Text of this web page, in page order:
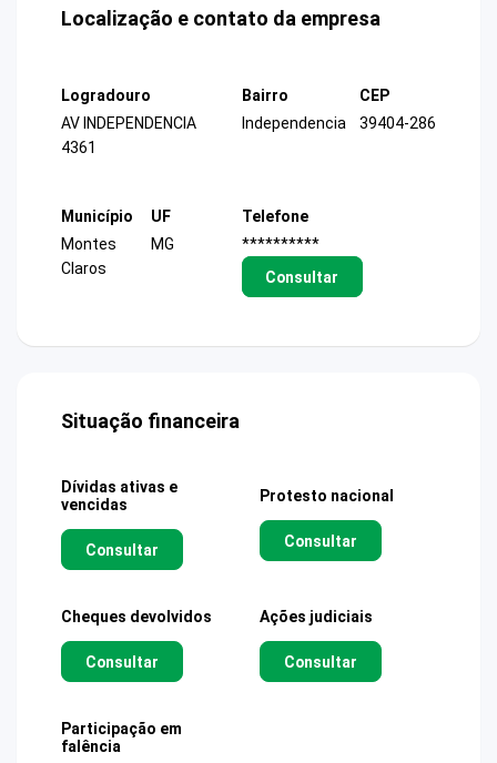
Localização e contato da empresa
Logradouro
AV INDEPENDENCIA
4361
Bairro
Independencia
CEP
39404-286
Município
Montes
Claros
UF
MG
Telefone
**********
Consultar
Situação financeira
Dívidas ativas e
vencidas
Consultar
Protesto nacional
Consultar
Cheques devolvidos
Consultar
Ações judiciais
Consultar
Participação em
falência